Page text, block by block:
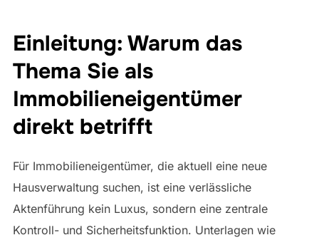
Einleitung: Warum das
Thema Sie als
Immobilieneigentümer
direkt betrifft
Für Immobilieneigentümer, die aktuell eine neue
Hausverwaltung suchen, ist eine verlässliche
Aktenführung kein Luxus, sondern eine zentrale
Kontroll- und Sicherheitsfunktion. Unterlagen wie